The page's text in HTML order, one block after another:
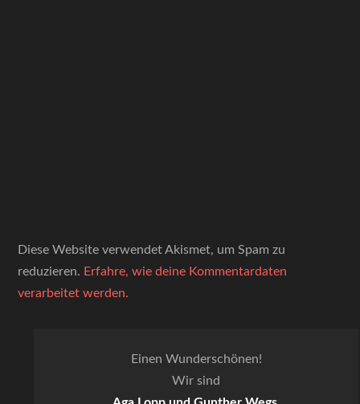
Diese Website verwendet Akismet, um Spam zu
reduzieren. Erfahre, wie deine Kommentardaten
verarbeitet werden.
Einen Wunderschönen!
Wir sind